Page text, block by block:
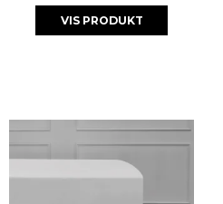
VIS PRODUKT